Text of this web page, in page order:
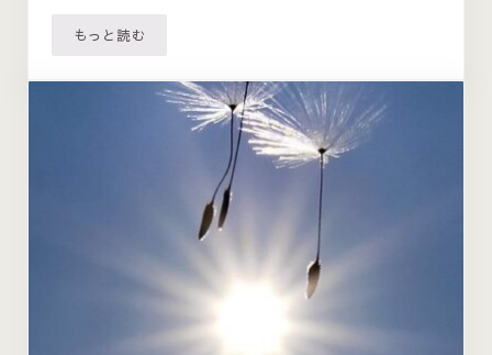
もっと読む痛ましい事件が連日報道されていますが…